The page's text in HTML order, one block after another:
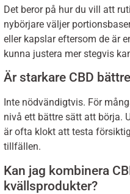
Det beror på hur du vill att
nybörjare väljer
eller kapslar eftersom de är
kunna justera mer stegvis
Är starkare CBD
Inte nödvändigtvis. För
nivå ett bättre sätt att börja.
är ofta klokt att testa
tillfällen.
Kan jag kombinera
kvällsprodukter?